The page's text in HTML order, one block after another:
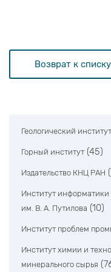
Возврат к списку
Геологический институт
Горный институт (45)
Издательство КНЦ РАН
Институт
им. В. А. Путилова (10)
Институт проблем
Институт химии и
минерального сырья